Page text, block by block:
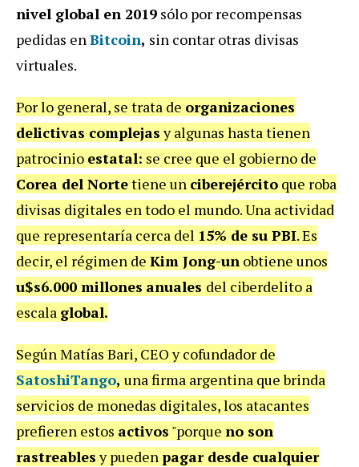
nivel global en 2019 sólo por recompensas
pedidas en Bitcoin, sin contar otras divisas
virtuales.
Por lo general, se trata de organizaciones
delictivas complejasy algunas hasta tienen
patrocinio estatal: se cree que el gobierno de
Corea del Nortetiene un ciberejército que roba
divisas digitales en todo el mundo. Una actividad
que representaría cerca del 15% de su PBI. Es
decir, el régimen de Kim Jong-un obtiene unos
u$s6.000 millones anuales del ciberdelito a
escala global.
Según Matías Bari, CEO y cofundador de
SatoshiTango, una firma argentina que brinda
servicios de monedas digitales, los atacantes
prefieren estos activos "porque no son
rastreablesy pueden pagar desde cualquier